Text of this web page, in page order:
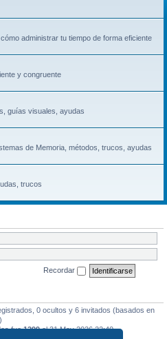
administrar tu tiempo de forma eficiente
y congruente
guías visuales, ayudas
de Memoria, métodos, trucos, ayudas
trucos
Recordar
0 ocultos y 6 invitados (basados en
fue1299el 31 May 2026 22:40